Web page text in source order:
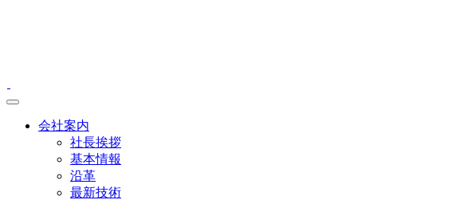
会社案内
社長挨拶
基本情報
沿革
最新技術